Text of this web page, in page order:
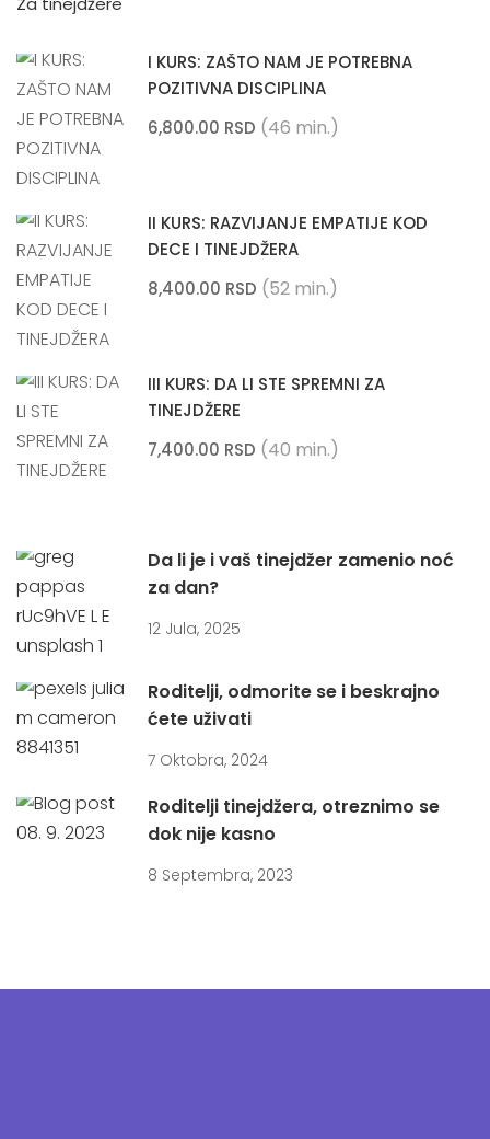
I KURS: ZAŠTO NAM JE POTREBNA
POZITIVNA DISCIPLINA
6,800.00 RSD (46 min.)
II KURS: RAZVIJANJE EMPATIJE KOD
DECE I TINEJDŽERA
8,400.00 RSD (52 min.)
III KURS: DA LI STE SPREMNI ZA
TINEJDŽERE
7,400.00 RSD (40 min.)
Da li je i vaš tinejdžer zamenio noć
za dan?
12 Jula, 2025
Roditelji, odmorite se i beskrajno
ćete uživati
7 Oktobra, 2024
Roditelji tinejdžera, otreznimo se
dok nije kasno
8 Septembra, 2023